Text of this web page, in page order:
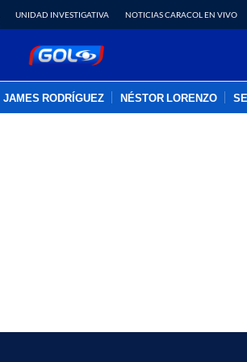
UNIDAD INVESTIGATIVA NOTICIAS CARACOL EN VIVO
JAMES RODRÍGUEZ NÉSTOR LORENZO